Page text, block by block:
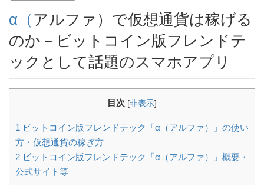
α（アルファ）で仮想通貨は稼げる
のか－ビットコイン版フレンドテ
ックとして話題のスマホアプリ
目次 [非表示]
1 ビットコイン版フレンドテック「α（アルファ）」の使い
方・仮想通貨の稼ぎ方
2 ビットコイン版フレンドテック「α（アルファ）」概要・
公式サイト等